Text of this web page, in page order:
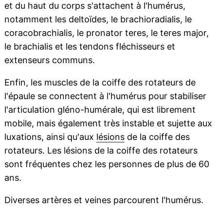
et du haut du corps s'attachent à l'humérus,
notamment les deltoïdes, le brachioradialis, le
coracobrachialis, le pronator teres, le teres major,
le brachialis et les tendons fléchisseurs et
extenseurs communs.
Enfin, les muscles de la coiffe des rotateurs de
l'épaule se connectent à l'humérus pour stabiliser
l'articulation gléno-humérale, qui est librement
mobile, mais également très instable et sujette aux
luxations, ainsi qu'aux lésionsde la coiffe des
rotateurs. Les lésions de la coiffe des rotateurs
sont fréquentes chez les personnes de plus de 60
ans.
Diverses artères et veines parcourent l'humérus.